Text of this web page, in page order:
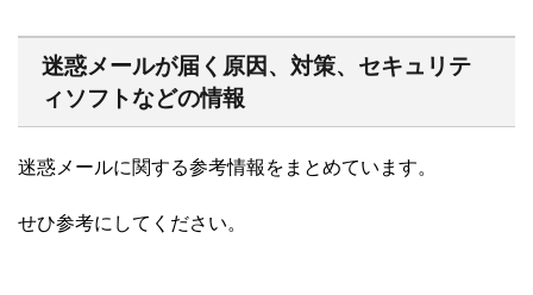
迷惑メールが届く原因、対策、セキュリテ
ィソフトなどの情報
迷惑メールに関する参考情報をまとめています。
せひ参考にしてください。